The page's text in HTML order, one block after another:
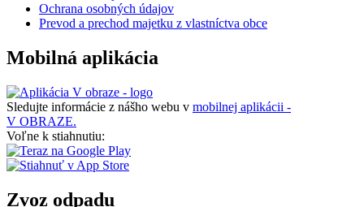
Ochrana osobných údajov
Prevod a prechod majetku z vlastníctva obce
Mobilná aplikácia
Sledujte informácie z nášho webu v mobilnej aplikácii -
V OBRAZE.
Voľne k stiahnutiu:
Zvoz odpadu